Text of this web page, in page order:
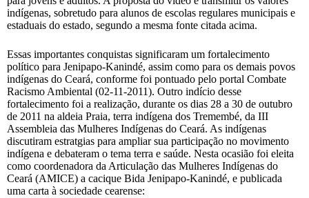
indígenas, sobretudo para alunos de escolas regulares municipais e
estaduais do estado, segundo a mesma fonte citada acima.
Essas importantes conquistas significaram um fortalecimento
político para Jenipapo-Kanindé, assim como para os demais povos
indígenas do Ceará, conforme foi pontuado pelo portal Combate
Racismo Ambiental (02-11-2011). Outro indício desse
fortalecimento foi a realização, durante os dias 28 a 30 de outubro
de 2011 na aldeia Praia, terra indígena dos Tremembé, da III
Assembleia das Mulheres Indígenas do Ceará. As indígenas
discutiram estratgias para ampliar sua participação no movimento
indígena e debateram o tema terra e saúde. Nesta ocasião foi eleita
como coordenadora da Articulação das Mulheres Indígenas do
Ceará (AMICE) a cacique Bida Jenipapo-Kanindé, e publicada
uma carta à sociedade cearense: